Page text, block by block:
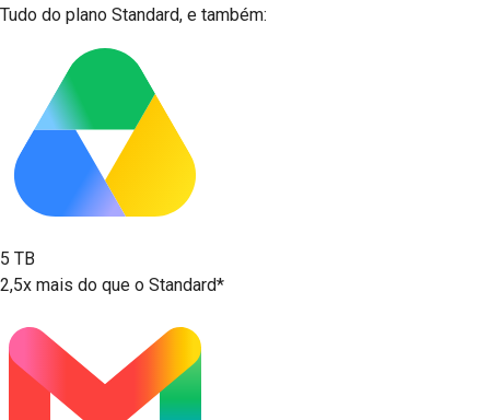
Tudo do plano Standard, e também:
5 TB
2,5x mais do que o Standard*